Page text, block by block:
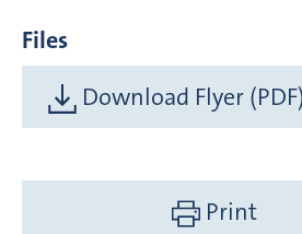
Files
Download Flyer (PDF)
Print